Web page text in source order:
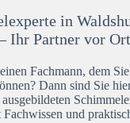
in
Ihr Partner vor Ort
Fachmann, dem
Dann sind Sie
Fachwissen und